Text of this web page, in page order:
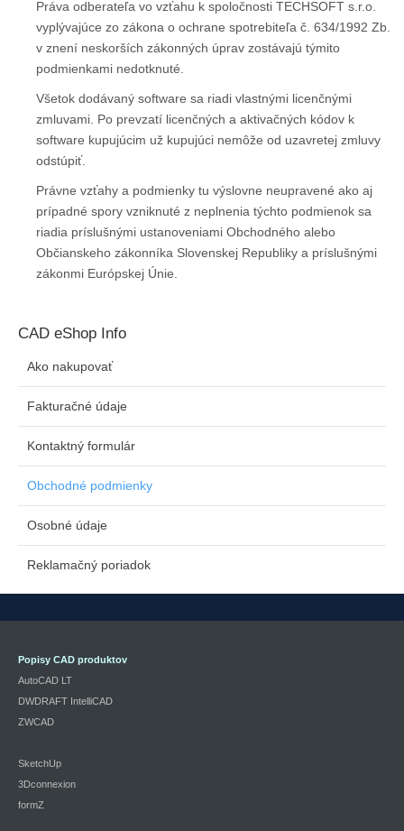
Práva odberateľa vo vzťahu k spoločnosti TECHSOFT s.r.o.
vyplývajúce zo zákona o ochrane spotrebiteľa č. 634/1992 Zb.
v znení neskorších zákonných úprav zostávajú týmito
podmienkami nedotknuté.
Všetok dodávaný software sa riadi vlastnými licenčnými
zmluvami. Po prevzatí licenčných a aktivačných kódov k
software kupujúcim už kupujúci nemôže od uzavretej zmluvy
odstúpiť.
Právne vzťahy a podmienky tu výslovne neupravené ako aj
prípadné spory vzniknuté z neplnenia týchto podmienok sa
riadia príslušnými ustanoveniami Obchodného alebo
Občianskeho zákonníka Slovenskej Republiky a príslušnými
zákonmi Európskej Únie.
CAD eShop Info
Ako nakupovať
Fakturačné údaje
Kontaktný formulár
Obchodné podmienky
Osobné údaje
Reklamačný poriadok
Popisy CAD produktov
AutoCAD LT
DWDRAFT IntelliCAD
ZWCAD
SketchUp
3Dconnexion
formZ